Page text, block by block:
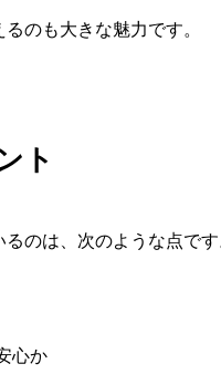
のも大きな魅力です。
ト
のは、次のような点です
心か